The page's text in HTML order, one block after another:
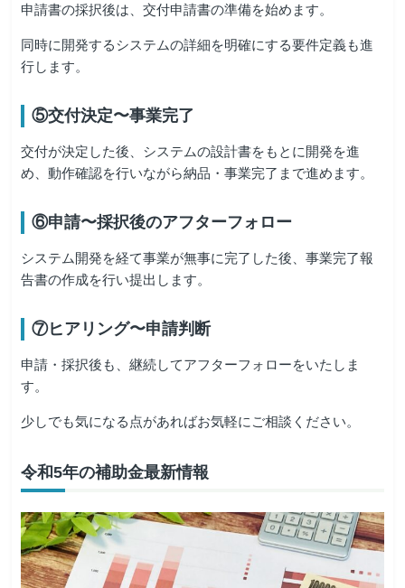
申請書の採択後は、交付申請書の準備を始めます。
同時に開発するシステムの詳細を明確にする要件定義も進
行します。
⑤交付決定〜事業完了
交付が決定した後、システムの設計書をもとに開発を進
め、動作確認を行いながら納品・事業完了まで進めます。
⑥申請〜採択後のアフターフォロー
システム開発を経て事業が無事に完了した後、事業完了報
告書の作成を行い提出します。
⑦ヒアリング〜申請判断
申請・採択後も、継続してアフターフォローをいたしま
す。
少しでも気になる点があればお気軽にご相談ください。
令和5年の補助金最新情報